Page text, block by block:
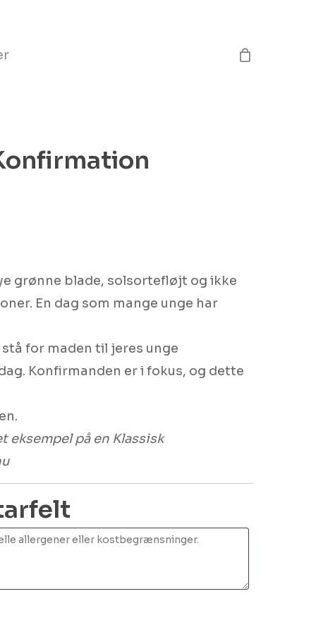
grønne blade, solsortefløjt og ikke
En dag som mange unge har
for maden til jeres unge
Konfirmanden er i fokus, og dette
eksempel på en Klassisk